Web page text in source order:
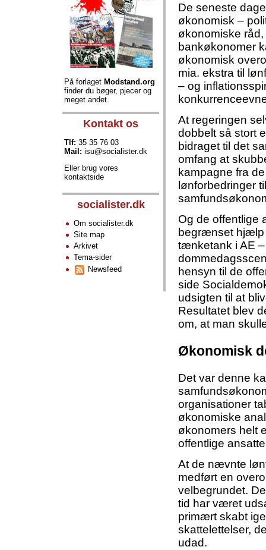
De seneste
økonomisk –
økonomiske
bankøkonomer
økonomisk
mia. ekstra til
– og
At regeringen
dobbelt så stort
bidraget til det
omfang at
kampagne fra
lønforbedringer
Og de offentlige
begrænset hjælp
tænketank i AE
hensyn til de
side
udsigten til at
Resultatet blev
om, at man
Økonomisk
Det var denne
organisationer
økonomiske
økonomers helt
offentlige
At de nævnte
medført en
velbegrundet.
tid har været
primært skabt
skattelettelser,
udad.
På forlaget Modstand.org
finder du bøger, pjecer og
meget andet.
Kontakt os
Tlf: 35 35 76 03
Mail: isu@socialister.dk
Eller brug vores
kontaktside
socialister.dk
Om socialister.dk
Site map
Arkivet
Tema-sider
Newsfeed